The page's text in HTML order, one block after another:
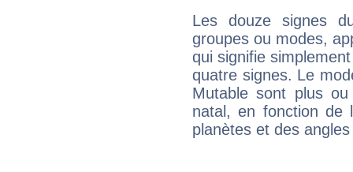
Les douze signes
groupes ou modes,
qui signifie
quatre signes. Le
Mutable sont plus
natal, en fonction de
planètes et des